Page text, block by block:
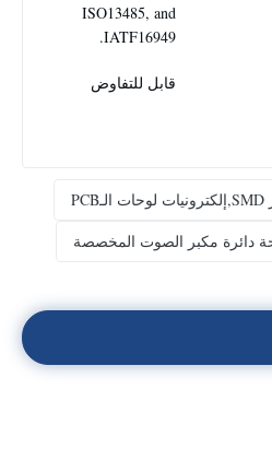
ISO13485, and
IATF16949.
قابل للتفاوض